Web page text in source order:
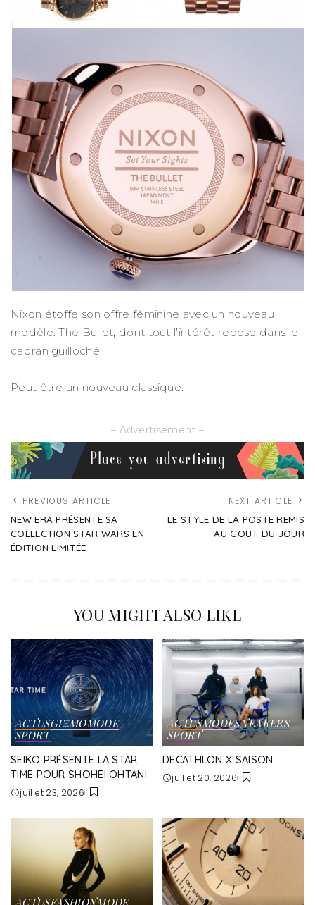
Nixon étoffe son offre féminine avec un nouveau
modèle: The Bullet, dont tout l’intérêt repose dans le
cadran guilloché.
Peut être un nouveau classique.
– Advertisement –
PREVIOUS ARTICLE
NEW ERA PRÉSENTE SA
COLLECTION STAR WARS EN
ÉDITION LIMITÉE
NEXT ARTICLE
LE STYLE DE LA POSTE REMIS
AU GOUT DU JOUR
YOU MIGHT ALSO LIKE
ACTUSGIZMOMODE
SPORT
SEIKO PRÉSENTE LA STAR
TIME POUR SHOHEI OHTANI
juillet 23, 2026
ACTUSMODESNEAKERS
SPORT
DECATHLON X SAISON
juillet 20, 2026
ACTUSFASHIONMODE